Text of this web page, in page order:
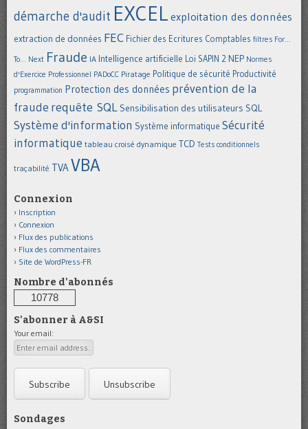
démarche d'audit EXCEL exploitation des données
extraction de données FEC Fichier des Ecritures Comptables filtres For...
To... Next Fraude IA Intelligence artificielle Loi SAPIN 2 NEP Normes
d'Exercice Professionnel PADoCC Piratage Politique de sécurité Productivité
programmation Protection des données prévention de la
fraude requête SQL Sensibilisation des utilisateurs SQL
Système d'information Système informatique Sécurité
informatique tableau croisé dynamique TCD Tests conditionnels
traçabilité TVAVBA
Connexion
Inscription
Connexion
Flux des publications
Flux des commentaires
Site de WordPress-FR
Nombre d'abonnés
10778
S'abonner à A&SI
Your email:
Sondages